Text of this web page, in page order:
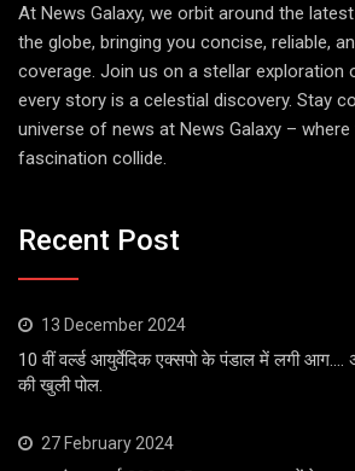
At News Galaxy, we orbit around the
the globe, bringing you concise, reliable,
coverage. Join us on a stellar exploration
every story is a celestial discovery. Stay
universe of news at News Galaxy –
fascination collide.
Recent Post
13 December 2024
10 वीं वर्ल्ड आयुर्वेदिक एक्सपो के पंडाल में लगी आग….
की खुली पोल.
27 February 2024